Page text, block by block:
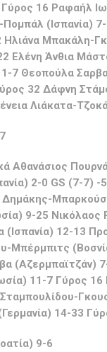
Γύρος 16 Ραφαήλ
(Ισπανία)
Μπακάλη-
Ελένη Άνθια
7 Θεοπούλα
32 Δάφνη
Λιάκατα-
Αθανάσιος
2-0 GS (7-7)
9-25 Νικόλαος
(Ισπανία) 12-13
Μπέρμπιτς
(Αζερμπαϊτζάν)
11-7 Γύρος 16
Σταμπουλίδου-
14-33
9-6